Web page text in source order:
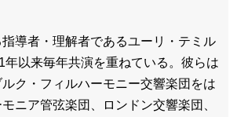
導者・理解者であるユーリ・テミル
年以来毎年共演を重ねている。彼らは
ク・フィルハーモニー交響楽団をは
ニア管弦楽団、ロンドン交響楽団、